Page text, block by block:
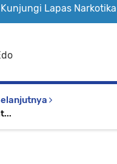
Lapas